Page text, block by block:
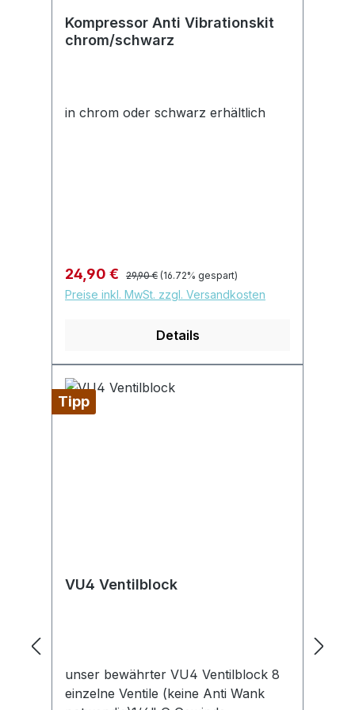
Kompressor Anti Vibrationskit
chrom/schwarz
in chrom oder schwarz erhältlich
Verkaufspreis:
24,90 € Regulärer Preis:
29,90 € (16.72% gespart)
Preise inkl. MwSt. zzgl. Versandkosten
Details
Tipp
VU4 Ventilblock
unser bewährter VU4 Ventilblock 8
einzelne Ventile (keine Anti Wank